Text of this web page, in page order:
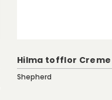
Hilma tofflor Creme
Shepherd